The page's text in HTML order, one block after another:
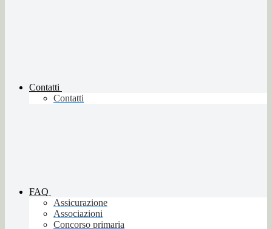
Contatti
Contatti
FAQ
Assicurazione
Associazioni
Concorso primaria